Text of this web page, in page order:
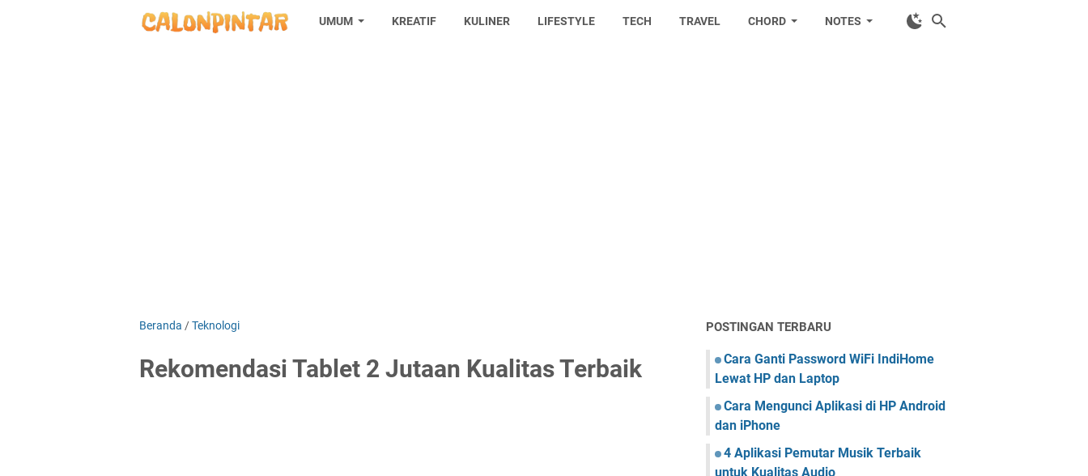
UMUM KREATIF KULINER LIFESTYLE TECH TRAVEL CHORD NOTES
Beranda /Teknologi
Rekomendasi Tablet 2 Jutaan Kualitas Terbaik
POSTINGAN TERBARU
Cara Ganti Password WiFi IndiHome
Lewat HP dan Laptop
Cara Mengunci Aplikasi di HP Android
dan iPhone
4 Aplikasi Pemutar Musik Terbaik
untuk Kualitas Audio